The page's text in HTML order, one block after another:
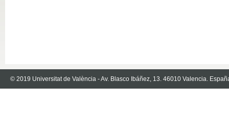
© 2019 Universitat de València - Av. Blasco Ibáñez, 13. 46010 Valencia.